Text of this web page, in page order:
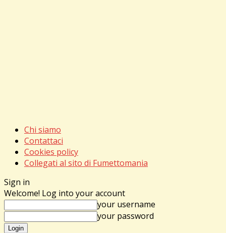
Chi siamo
Contattaci
Cookies policy
Collegati al sito di Fumettomania
Sign in
Welcome! Log into your account
your username
your password